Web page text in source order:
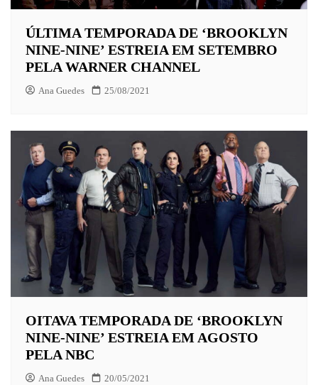
ÚLTIMA TEMPORADA DE ‘BROOKLYN
NINE-NINE’ ESTREIA EM SETEMBRO
PELA WARNER CHANNEL
Ana Guedes 25/08/2021
OITAVA TEMPORADA DE ‘BROOKLYN
NINE-NINE’ ESTREIA EM AGOSTO
PELA NBC
Ana Guedes 20/05/2021